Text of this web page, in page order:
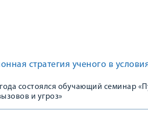
стратегия ученого в
состоялся обучающий семинар
и угроз»